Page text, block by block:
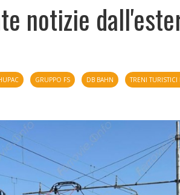
notizie
GRUPPO FS DB BAHN TRENI TURISTICI